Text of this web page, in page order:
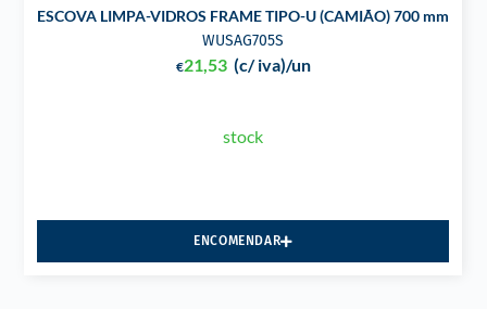
ESCOVA LIMPA-VIDROS FRAME TIPO-U (CAMIÃO) 700 mm
WUSAG705S
€21,53 (c/ iva)/un
stock
ENCOMENDAR